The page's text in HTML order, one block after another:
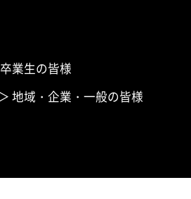
卒業生の皆様
地域・企業・一般の皆様